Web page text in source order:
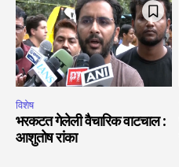
विशेष
भरकटत गेलेली वैचारिक वाटचाल :
आशुतोष रांका